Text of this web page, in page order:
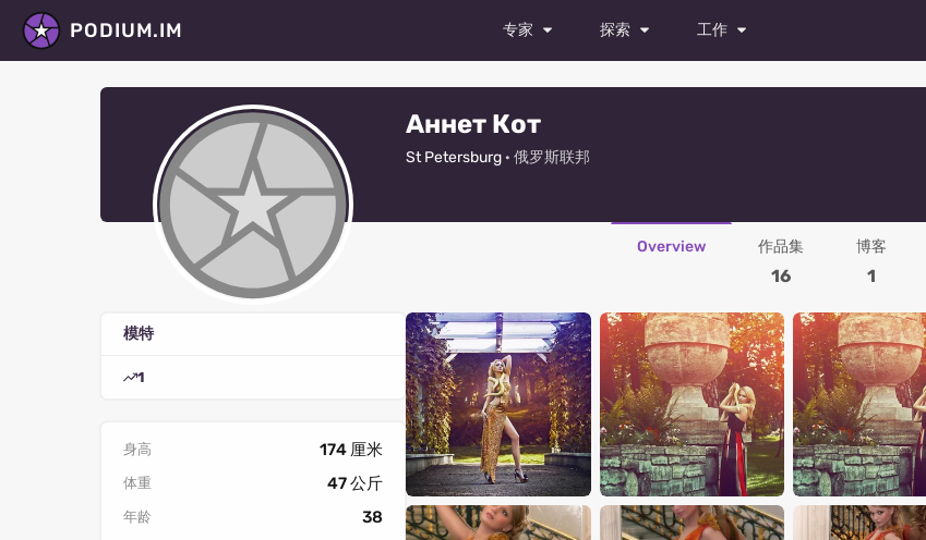
PODIUM.IM 专家
演员
舞者
时装设计师
摄像师
修图师
所有专家
探索 工作
Аннет Кот
St Petersburg · 俄罗斯联邦
Overview 作品集
16
博客
1
模特
1
身高 174 厘米
体重 47 公斤
年龄 38